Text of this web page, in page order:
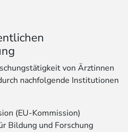
von Ärztinnen
nachfolgende Institutionen
(EU-Kommission)
Bildung und Forschung